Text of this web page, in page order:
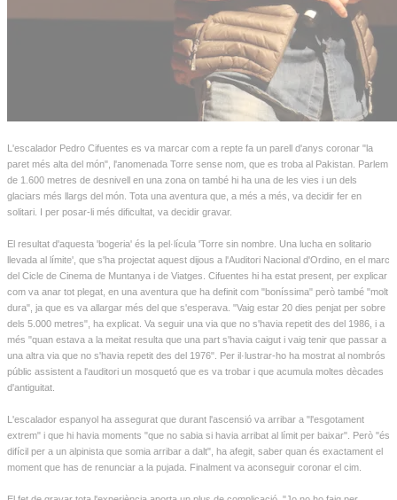
L'escalador Pedro Cifuentes es va marcar com a repte fa un parell d'anys coronar "la
paret més alta del món", l'anomenada Torre sense nom, que es troba al Pakistan. Parlem
de 1.600 metres de desnivell en una zona on també hi ha una de les vies i un dels
glaciars més llargs del món. Tota una aventura que, a més a més, va decidir fer en
solitari. I per posar-li més dificultat, va decidir gravar.
El resultat d'aquesta 'bogeria' és la pel·lícula 'Torre sin nombre. Una lucha en solitario
llevada al límite', que s'ha projectat aquest dijous a l'Auditori Nacional d'Ordino, en el marc
del Cicle de Cinema de Muntanya i de Viatges. Cifuentes hi ha estat present, per explicar
com va anar tot plegat, en una aventura que ha definit com "boníssima" però també "molt
dura", ja que es va allargar més del que s'esperava. "Vaig estar 20 dies penjat per sobre
dels 5.000 metres", ha explicat. Va seguir una via que no s'havia repetit des del 1986, i a
més "quan estava a la meitat resulta que una part s'havia caigut i vaig tenir que passar a
una altra via que no s'havia repetit des del 1976". Per il·lustrar-ho ha mostrat al nombrós
públic assistent a l'auditori un mosquetó que es va trobar i que acumula moltes dècades
d'antiguitat.
L'escalador espanyol ha assegurat que durant l'ascensió va arribar a "l'esgotament
extrem" i que hi havia moments "que no sabia si havia arribat al límit per baixar". Però "és
difícil per a un alpinista que somia arribar a dalt", ha afegit, saber quan és exactament el
moment que has de renunciar a la pujada. Finalment va aconseguir coronar el cim.